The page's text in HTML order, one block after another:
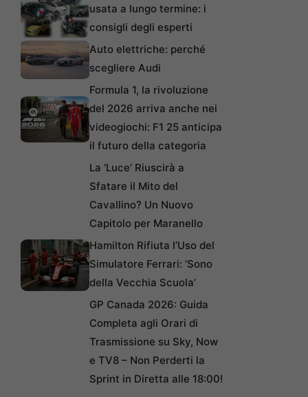
usata a lungo termine: i
consigli degli esperti
Auto elettriche: perché
scegliere Audi
Formula 1, la rivoluzione
del 2026 arriva anche nei
videogiochi: F1 25 anticipa
il futuro della categoria
La ‘Luce’ Riuscirà a
Sfatare il Mito del
Cavallino? Un Nuovo
Capitolo per Maranello
Hamilton Rifiuta l’Uso del
Simulatore Ferrari: ‘Sono
della Vecchia Scuola’
GP Canada 2026: Guida
Completa agli Orari di
Trasmissione su Sky, Now
e TV8 – Non Perderti la
Sprint in Diretta alle 18:00!